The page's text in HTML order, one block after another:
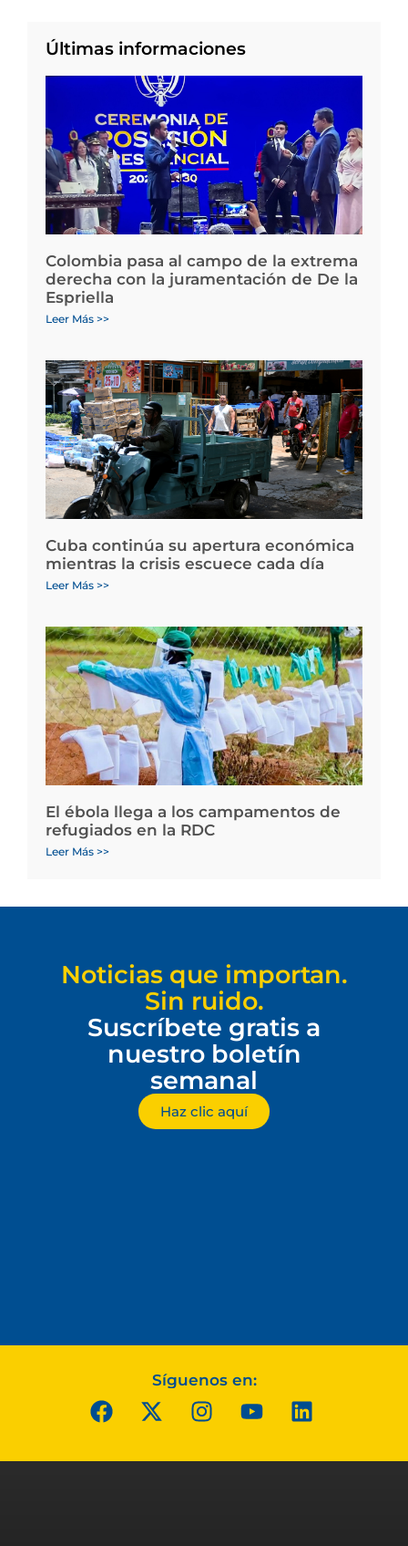
Últimas informaciones
Colombia pasa al campo de la extrema
derecha con la juramentación de De la
Espriella
Leer Más >>
Cuba continúa su apertura económica
mientras la crisis escuece cada día
Leer Más >>
El ébola llega a los campamentos de
refugiados en la RDC
Leer Más >>
Noticias que importan.
Sin ruido.
Suscríbete gratis a
nuestro boletín
semanal
Haz clic aquí
Síguenos en: